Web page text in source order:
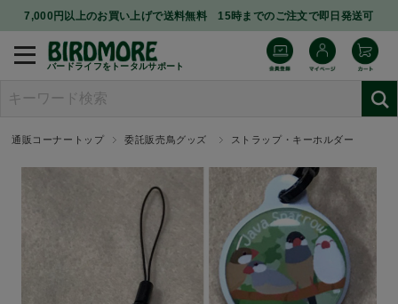
7,000円以上のお買い上げで送料無料 15時までのご注文で即日発送可
バードライフをトータルサポート
通販コーナートップ 委託販売鳥グッズ ストラップ・キーホルダー